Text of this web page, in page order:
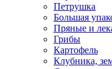
Петрушка
Большая
Пряные и
Грибы
Картофель
Клубника,